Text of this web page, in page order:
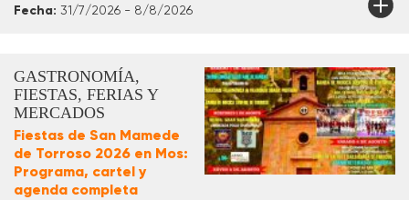
Fecha: 31/7/2026 - 8/8/2026
GASTRONOMÍA,
FIESTAS, FERIAS Y
MERCADOS
Fiestas de San Mamede
de Torroso 2026 en Mos:
Programa, cartel y
agenda completa